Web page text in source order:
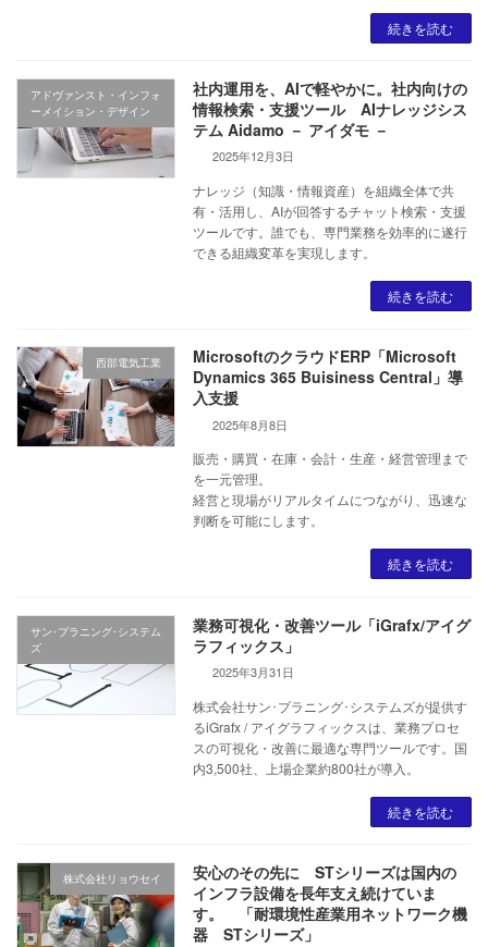
続きを読む
アドヴァンスト・インフォ
ーメイション・デザイン
社内運用を、AIで軽やかに。社内向けの
情報検索・支援ツール AIナレッジシス
テム Aidamo － アイダモ －
2025年12月3日
ナレッジ（知識・情報資産）を組織全体で共
有・活用し、AIが回答するチャット検索・支援
ツールです。誰でも、専門業務を効率的に遂行
できる組織変革を実現します。
続きを読む
西部電気工業
MicrosoftのクラウドERP「Microsoft
Dynamics 365 Buisiness Central」導
入支援
2025年8月8日
販売・購買・在庫・会計・生産・経営管理まで
を一元管理。
経営と現場がリアルタイムにつながり、迅速な
判断を可能にします。
続きを読む
サン･プラニング･システム
ズ
業務可視化・改善ツール「iGrafx/アイグ
ラフィックス」
2025年3月31日
株式会社サン･プラニング･システムズが提供す
るiGrafx / アイグラフィックスは、業務プロセ
スの可視化・改善に最適な専門ツールです。国
内3,500社、上場企業約800社が導入。
続きを読む
株式会社リョウセイ
安心のその先に STシリーズは国内の
インフラ設備を長年支え続けていま
す。 「耐環境性産業用ネットワーク機
器 STシリーズ」